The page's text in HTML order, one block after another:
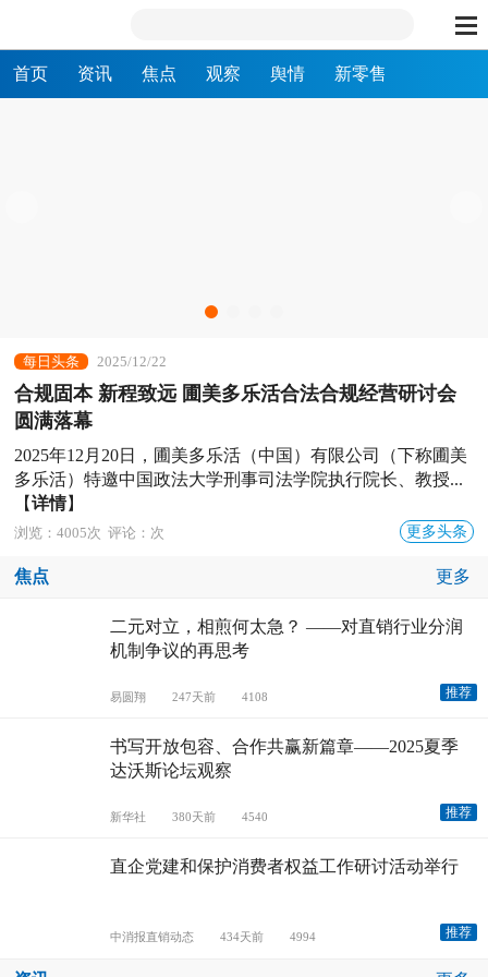
首页 资讯 焦点 观察 舆情 新零售
每日头条 2025/12/22
合规固本 新程致远 圃美多乐活合法合规经营研讨会
圆满落幕
2025年12月20日，圃美多乐活（中国）有限公司（下称圃美
多乐活）特邀中国政法大学刑事司法学院执行院长、教授...
【详情】
浏览：4005次 评论：次 更多头条
焦点 更多
二元对立，相煎何太急？ ——对直销行业分润
机制争议的再思考
易圆翔 247天前 4108 推荐
书写开放包容、合作共赢新篇章——2025夏季
达沃斯论坛观察
新华社 380天前 4540 推荐
直企党建和保护消费者权益工作研讨活动举行
中消报直销动态 434天前 4994 推荐